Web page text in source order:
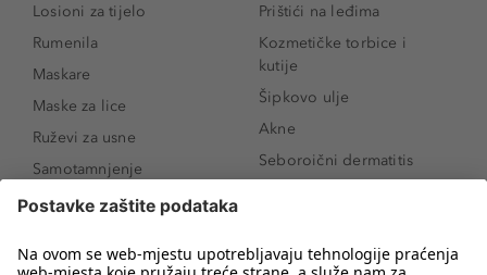
Losioni za tijelo
Rumenila
Maskare
Maske za lice
Ruževi za usne
Samotamnjenje
Puderi
Proizvodi za obrve
Prištići na leđima
Kozmetičke torbice i
kutije
Šipkovo ulje
Akne
Seboroični dermatitis
Novo